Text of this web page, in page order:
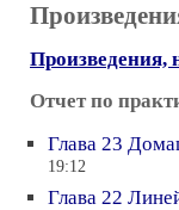
Произведения,
Отчет по
Глава 23
19:12
Глава 22